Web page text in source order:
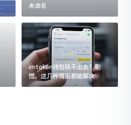
未命名
imtoken钱包转不出去？别
慌，这几种情况都能解决